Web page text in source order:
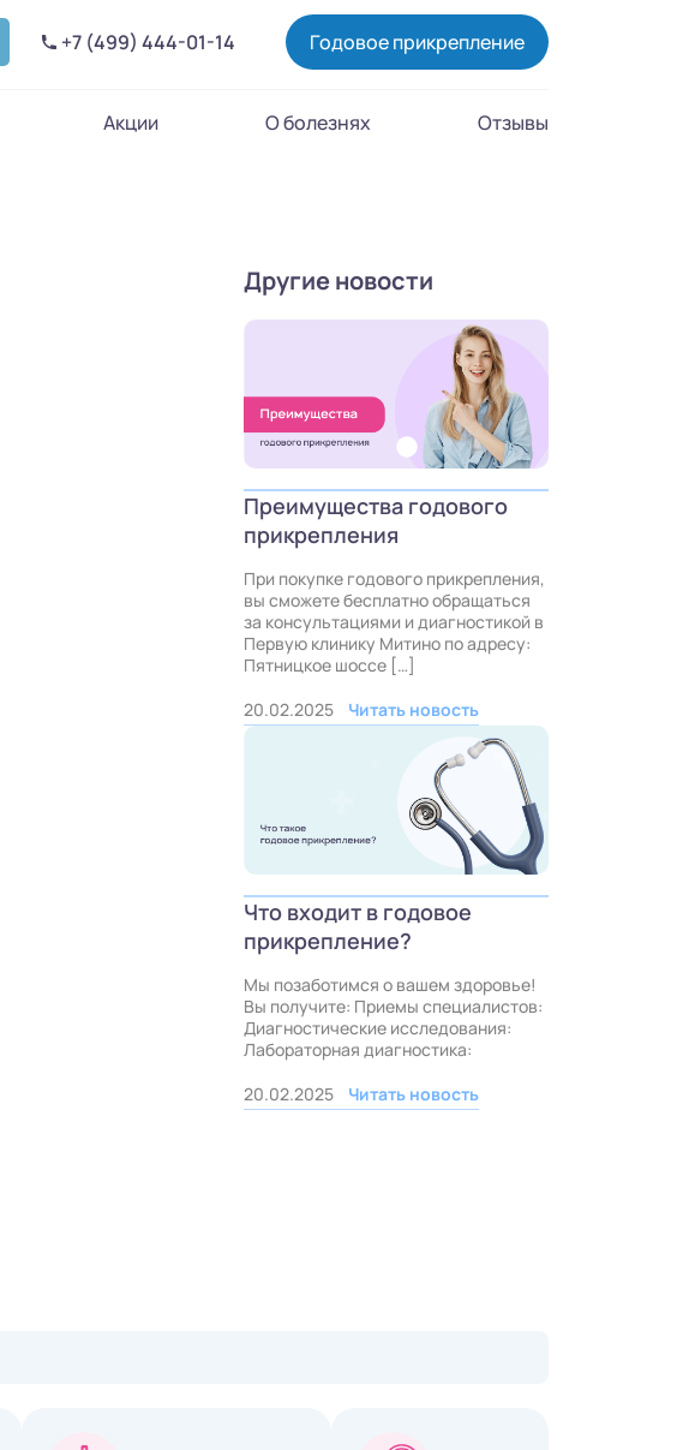
+7 (499) 444-01-14 Годовое прикрепление
Акции О болезнях Отзывы
Другие новости
Преимущества годового
прикрепления
При покупке годового прикрепления,
вы сможете бесплатно обращаться
за консультациями и диагностикой в
Первую клинику Митино по адресу:
Пятницкое шоссе […]
20.02.2025
Читать новость
Что входит в годовое
прикрепление?
Мы позаботимся о вашем здоровье!
Вы получите: Приемы специалистов:
Диагностические исследования:
Лабораторная диагностика:
20.02.2025
Читать новость